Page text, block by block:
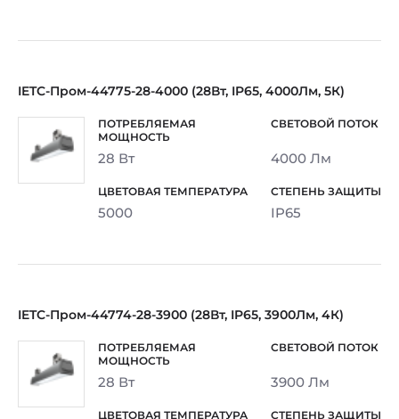
IETC-Пром-44775-28-4000 (28Вт, IP65, 4000Лм, 5К)
28 Вт 4000 Лм
5000 IP65
IETC-Пром-44774-28-3900 (28Вт, IP65, 3900Лм, 4К)
28 Вт 3900 Лм